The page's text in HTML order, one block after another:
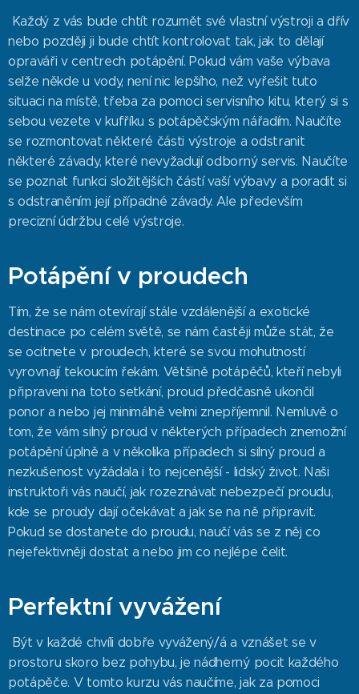
Každý z vás bude chtít rozumět své vlastní výstroji a dřív
nebo později ji bude chtít kontrolovat tak, jak to dělají
opraváři v centrech potápění. Pokud vám vaše výbava
selže někde u vody, není nic lepšího, než vyřešit tuto
situaci na místě, třeba za pomoci servisního kitu, který si s
sebou vezete v kufříku s potápěčským nářadím. Naučíte
se rozmontovat některé části výstroje a odstranit
některé závady, které nevyžadují odborný servis. Naučíte
se poznat funkci složitějších částí vaší výbavy a poradit si
s odstraněním její případné závady. Ale především
precizní údržbu celé výstroje.
Potápění v proudech
Tím, že se nám otevírají stále vzdálenější a exotické
destinace po celém světě, se nám častěji může stát, že
se ocitnete v proudech, které se svou mohutností
vyrovnají tekoucím řekám. Většině potápěčů, kteří nebyli
připraveni na toto setkání, proud předčasně ukončil
ponor a nebo jej minimálně velmi znepříjemnil. Nemluvě o
tom, že vám silný proud v některých případech znemožní
potápění úplně a v několika případech si silný proud a
nezkušenost vyžádala i to nejcenější - lidský život. Naši
instruktoři vás naučí, jak rozeznávat nebezpečí proudu,
kde se proudy dají očekávat a jak se na ně připravit.
Pokud se dostanete do proudu, naučí vás se z něj co
nejefektivněji dostat a nebo jim co nejlépe čelit.
Perfektní vyvážení
Být v každé chvíli dobře vyvážený/á a vznášet se v
prostoru skoro bez pohybu, je nádherný pocit každého
potápěče. V tomto kurzu vás naučíme, jak za pomoci